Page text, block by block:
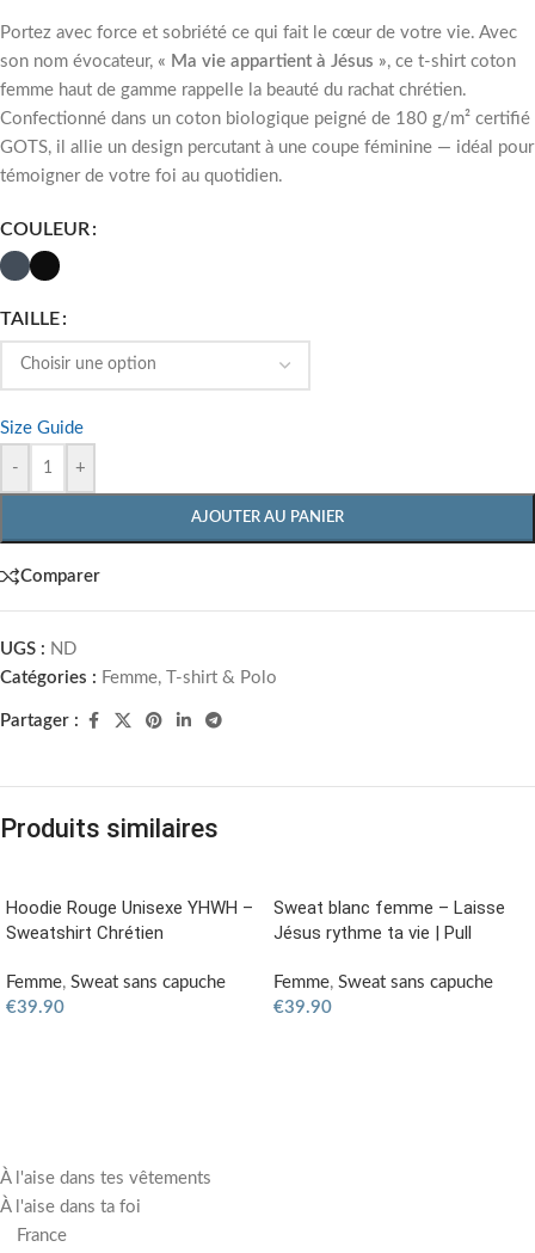
Portez avec force et sobriété ce qui fait le cœur de votre vie. Avec
son nom évocateur, « Ma vie appartient à Jésus », ce t-shirt coton
femme haut de gamme rappelle la beauté du rachat chrétien.
Confectionné dans un coton biologique peigné de 180 g/m² certifié
GOTS, il allie un design percutant à une coupe féminine — idéal pour
témoigner de votre foi au quotidien.
COULEUR
TAILLE
Size Guide
- +
AJOUTER AU PANIER
Comparer
UGS : ND
Catégories : Femme, T-shirt & Polo
Partager :
Produits similaires
Hoodie Rouge Unisexe YHWH –
Sweatshirt Chrétien
Femme, Sweat sans capuche
€39.90
Sweat blanc femme – Laisse
Jésus rythme ta vie | Pull
Femme, Sweat sans capuche
€39.90
À l'aise dans tes vêtements
À l'aise dans ta foi
France